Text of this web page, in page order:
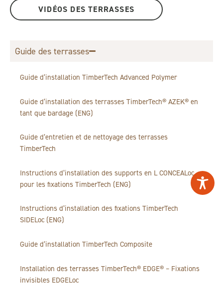
VIDÉOS DES TERRASSES
Guide des terrasses
Guide d’installation TimberTech Advanced Polymer
Guide d’installation des terrasses TimberTech® AZEK® en
tant que bardage (ENG)
Guide d’entretien et de nettoyage des terrasses
TimberTech
Instructions d’installation des supports en L CONCEALoc
pour les fixations TimberTech (ENG)
Instructions d’installation des fixations TimberTech
SIDELoc (ENG)
Guide d’installation TimberTech Composite
Installation des terrasses TimberTech® EDGE® – Fixations
invisibles EDGELoc